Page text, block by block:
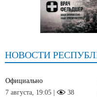
НОВОСТИ
Официально
7 августа, 19:05 |
38